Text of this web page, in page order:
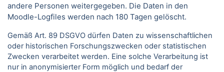
andere Personen weitergegeben. Die Daten in den
Moodle-Logfiles werden nach 180 Tagen gelöscht.
Gemäß Art. 89 DSGVO dürfen Daten zu wissenschaftlichen
oder historischen Forschungszwecken oder statistischen
Zwecken verarbeitet werden. Eine solche Verarbeitung ist
nur in anonymisierter Form möglich und bedarf der